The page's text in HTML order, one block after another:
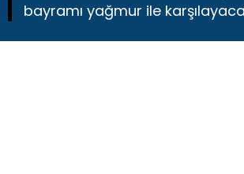
bayramı yağmur ile